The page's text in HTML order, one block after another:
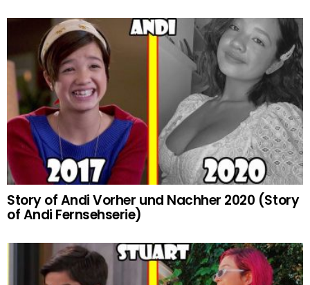
Story of Andi Vorher und Nachher 2020 (Story
of Andi Fernsehserie)